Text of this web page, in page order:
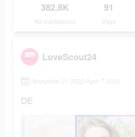
382.8K
Ad Impressions
91
Days
LoveScout24
November 21 2022-April 7 2023
DE